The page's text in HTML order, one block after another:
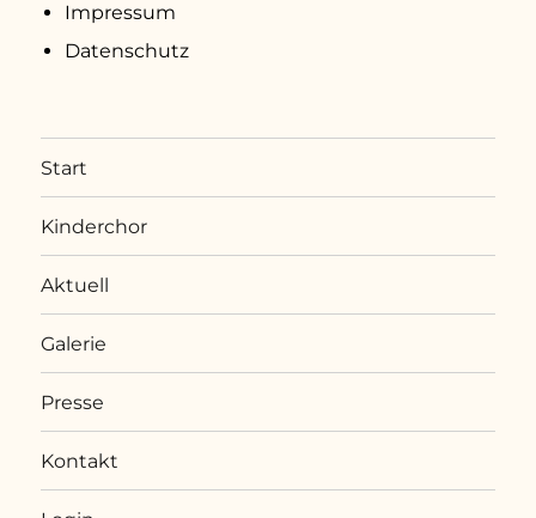
Impressum
Datenschutz
Start
Kinderchor
Aktuell
Galerie
Presse
Kontakt